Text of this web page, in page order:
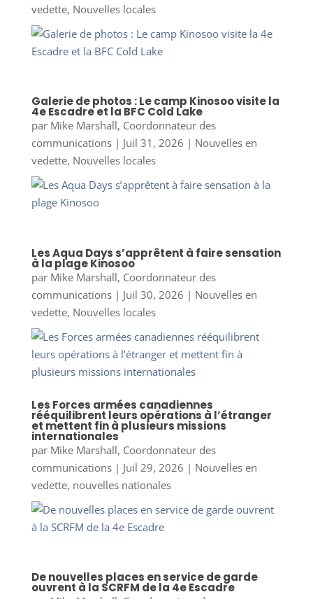
vedette, Nouvelles locales
Galerie de photos : Le camp Kinosoo visite la
4e Escadre et la BFC Cold Lake
par Mike Marshall, Coordonnateur des
communications| Juil 31, 2026 | Nouvelles en
vedette, Nouvelles locales
Les Aqua Days s’apprêtent à faire sensation
à la plage Kinosoo
par Mike Marshall, Coordonnateur des
communications| Juil 30, 2026 | Nouvelles en
vedette, Nouvelles locales
Les Forces armées canadiennes
rééquilibrent leurs opérations à l’étranger
et mettent fin à plusieurs missions
internationales
par Mike Marshall, Coordonnateur des
communications| Juil 29, 2026 | Nouvelles en
vedette, nouvelles nationales
De nouvelles places en service de garde
ouvrent à la SCRFM de la 4e Escadre